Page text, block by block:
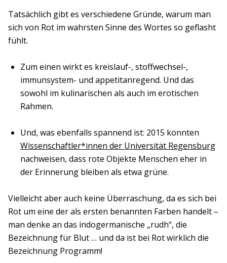
Tatsächlich gibt es verschiedene Gründe, warum man
sich von Rot im wahrsten Sinne des Wortes so geflasht
fühlt.
Zum einen wirkt es kreislauf-, stoffwechsel-,
immunsystem- und appetitanregend. Und das
sowohl im kulinarischen als auch im erotischen
Rahmen.
Und, was ebenfalls spannend ist: 2015 konnten
Wissenschaftler*innen der Universität Regensburg
nachweisen, dass rote Objekte Menschen eher in
der Erinnerung bleiben als etwa grüne.
Vielleicht aber auch keine Überraschung, da es sich bei
Rot um eine der als ersten benannten Farben handelt –
man denke an das indogermanische „rudh“, die
Bezeichnung für Blut … und da ist bei Rot wirklich die
Bezeichnung Programm!